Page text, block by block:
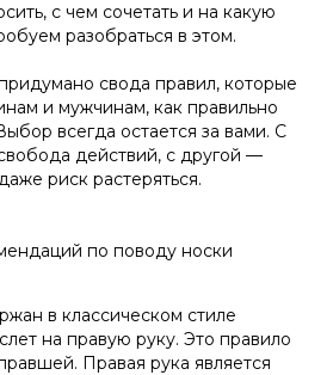
с чем сочетать и на какую
разобраться в этом.
свода правил, которые
и мужчинам, как правильно
всегда остается за вами. С
действий, с другой —
риск растеряться.
по поводу носки
в классическом стиле
на правую руку. Это правило
Правая рука является